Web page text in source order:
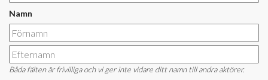
Namn
Båda fälten är frivilliga och vi ger inte vidare ditt namn till andra aktörer.